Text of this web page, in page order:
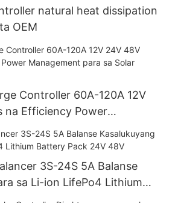
natural heat dissipation
OEM
Controller 60A-120A 12V
na Efficiency Power
sa Solar Systems
3S-24S 5A Balanse
sa Li-ion LifePo4 Lithium
48V